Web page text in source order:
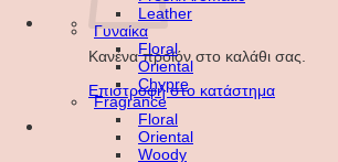
Κανένα προϊόν στο καλάθι σας.
Επιστροφή στο κατάστημα
Leather
Γυναίκα
Floral
Oriental
Chypre
Fragrance
Floral
Oriental
Woody